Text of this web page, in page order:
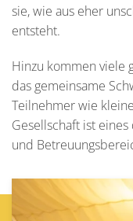
sie, wie aus eher
entsteht.
Hinzu kommen viele
das gemeinsame
Teilnehmer wie
Gesellschaft ist
und